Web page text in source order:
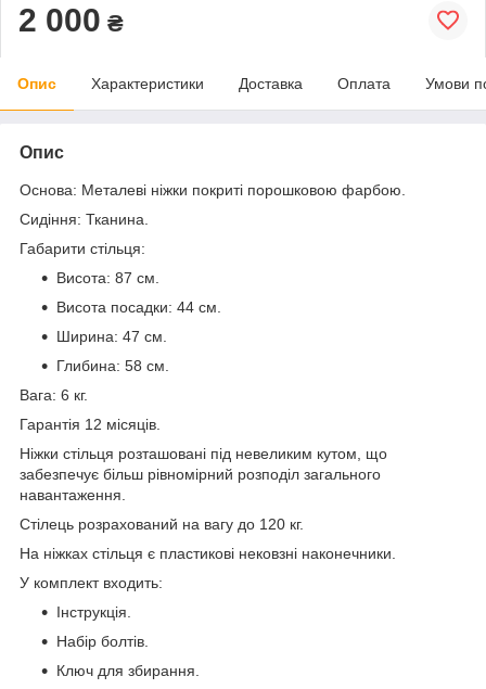
2 000 ₴
Опис Характеристики Доставка Оплата Умови
Опис
Основа: Металеві ніжки покриті порошковою фарбою.
Сидіння: Тканина.
Габарити стільця:
Висота: 87 см.
Висота посадки: 44 см.
Ширина: 47 см.
Глибина: 58 см.
Вага: 6 кг.
Гарантія 12 місяців.
Ніжки стільця розташовані під невеликим кутом, що
забезпечує більш рівномірний розподіл загального
навантаження.
Стілець розрахований на вагу до 120 кг.
На ніжках стільця є пластикові нековзні наконечники.
У комплект входить:
Інструкція.
Набір болтів.
Ключ для збирання.